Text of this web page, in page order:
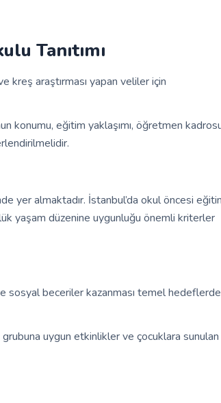
Tanıtımı
kreş araştırması yapan veliler için
konumu, eğitim yaklaşımı, öğretmen
yer almaktadır. İstanbul’da okul öncesi
yaşam düzenine uygunluğu önemli kriterler
sosyal beceriler kazanması temel
grubuna uygun etkinlikler ve çocuklara sunulan